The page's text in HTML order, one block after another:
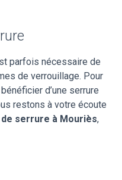
parfois nécessaire de
de verrouillage. Pour
d’une serrure
restons à votre écoute
serrure à Mouriès,